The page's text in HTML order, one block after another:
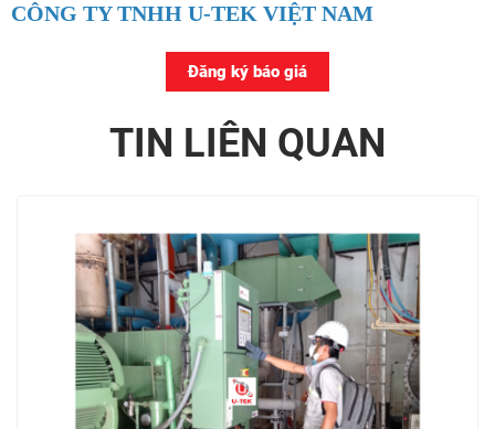
CÔNG TY TNHH U-TEK VIỆT NAM
Đăng ký báo giá
TIN LIÊN QUAN